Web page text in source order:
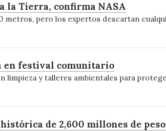
la Tierra, confirma NASA
metros, pero los expertos descartan
en festival comunitario
limpieza y talleres ambientales para
de 2,600 millones de